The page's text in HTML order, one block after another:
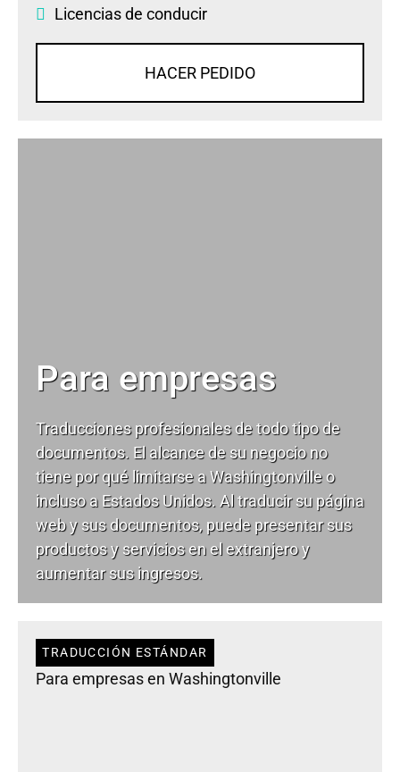
Licencias de conducir
HACER PEDIDO
Para empresas
Traducciones profesionales de todo tipo de
documentos. El alcance de su negocio no
tiene por qué limitarse a Washingtonville o
incluso a Estados Unidos. Al traducir su página
web y sus documentos, puede presentar sus
productos y servicios en el extranjero y
aumentar sus ingresos.
TRADUCCIÓN ESTÁNDAR
Para empresas en Washingtonville